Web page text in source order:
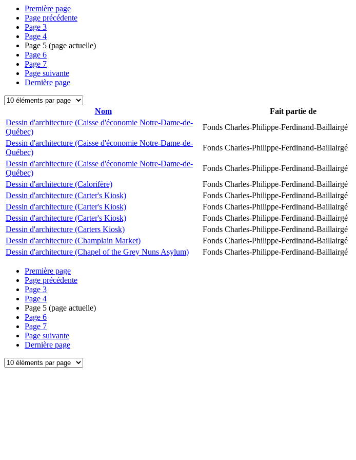
Première page
Page précédente
Page 3
Page 4
Page 5 (page actuelle)
Page 6
Page 7
Page suivante
Dernière page
Nom Fait partie de
Dessin d'architecture (Caisse d'économie Notre-Dame-de-
Québec)
Fonds Charles-Philippe-Ferdinand-Baillairgé
Dessin d'architecture (Caisse d'économie Notre-Dame-de-
Québec)
Fonds Charles-Philippe-Ferdinand-Baillairgé
Dessin d'architecture (Caisse d'économie Notre-Dame-de-
Québec)
Fonds Charles-Philippe-Ferdinand-Baillairgé
Dessin d'architecture (Calorifère)
Fonds Charles-Philippe-Ferdinand-Baillairgé
Dessin d'architecture (Carter's Kiosk)
Fonds Charles-Philippe-Ferdinand-Baillairgé
Dessin d'architecture (Carter's Kiosk)
Fonds Charles-Philippe-Ferdinand-Baillairgé
Dessin d'architecture (Carter's Kiosk)
Fonds Charles-Philippe-Ferdinand-Baillairgé
Dessin d'architecture (Carters Kiosk)
Fonds Charles-Philippe-Ferdinand-Baillairgé
Dessin d'architecture (Champlain Market)
Fonds Charles-Philippe-Ferdinand-Baillairgé
Dessin d'architecture (Chapel of the Grey Nuns Asylum)
Fonds Charles-Philippe-Ferdinand-Baillairgé
Première page
Page précédente
Page 3
Page 4
Page 5 (page actuelle)
Page 6
Page 7
Page suivante
Dernière page